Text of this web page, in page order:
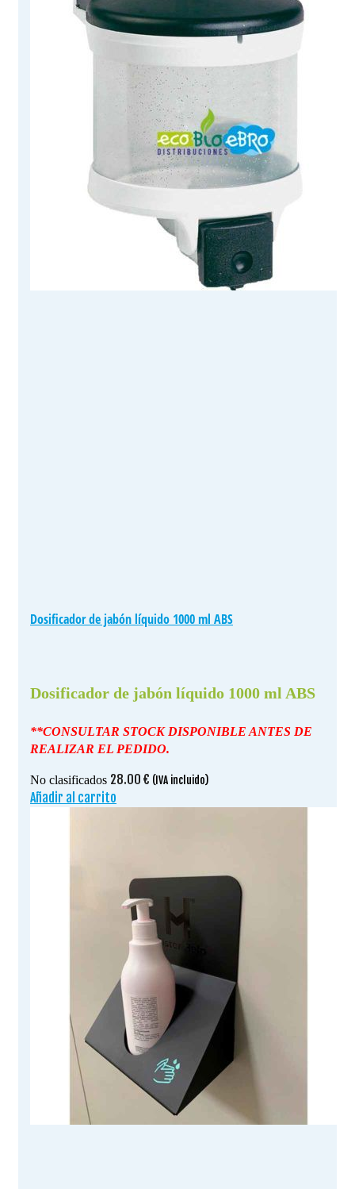
Dosificador de jabón líquido 1000 ml ABS
Dosificador de jabón líquido 1000 ml ABS
**CONSULTAR STOCK DISPONIBLE ANTES DE
REALIZAR EL PEDIDO.
No clasificados 28.00 € (IVA incluido)
Añadir al carrito